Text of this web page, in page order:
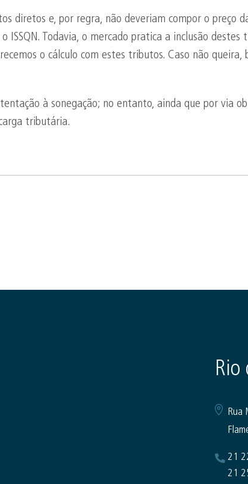
diretos e, por regra, não deveriam compor o preço
ISSQN. Todavia, o mercado pratica a inclusão destes
o cálculo com estes tributos. Caso não queira,
à sonegação; no entanto, ainda que por via
tributária.
Rio
Rua
21
21